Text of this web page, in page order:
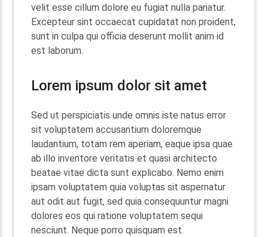
velit esse cillum dolore eu fugiat nulla pariatur.
Excepteur sint occaecat cupidatat non proident,
sunt in culpa qui officia deserunt mollit anim id
est laborum.
Lorem ipsum dolor sit amet
Sed ut perspiciatis unde omnis iste natus error
sit voluptatem accusantium doloremque
laudantium, totam rem aperiam, eaque ipsa quae
ab illo inventore veritatis et quasi architecto
beatae vitae dicta sunt explicabo. Nemo enim
ipsam voluptatem quia voluptas sit aspernatur
aut odit aut fugit, sed quia consequuntur magni
dolores eos qui ratione voluptatem sequi
nesciunt. Neque porro quisquam est.